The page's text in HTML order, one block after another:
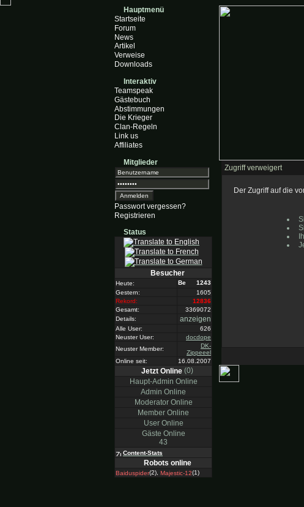
Hauptmenü
Startseite
Forum
News
Artikel
Verweise
Downloads
Interaktiv
Teamspeak
Gästebuch
Abstimmungen
Die Krieger
Clan-Regeln
Link us
Affiliates
Mitglieder
Passwort vergessen?
Registrieren
Status
Besucher
Heute:
1243
Gestern:
1605
Rekord:
12836
Gesamt:
3369072
Details:
anzeigen
Alle User:
626
Neuster User:
docdope
Neuster Member:
DK-
Zippeeel
Online seit:
16.08.2007
Jetzt Online (0)
Haupt-Admin Online
Admin Online
Moderator Online
Member Online
User Online
Gäste Online
43
Content-Stats
Robots online
Baiduspider(2), Majestic-12(1)
Zugriff verweigert
Der Zugriff auf die